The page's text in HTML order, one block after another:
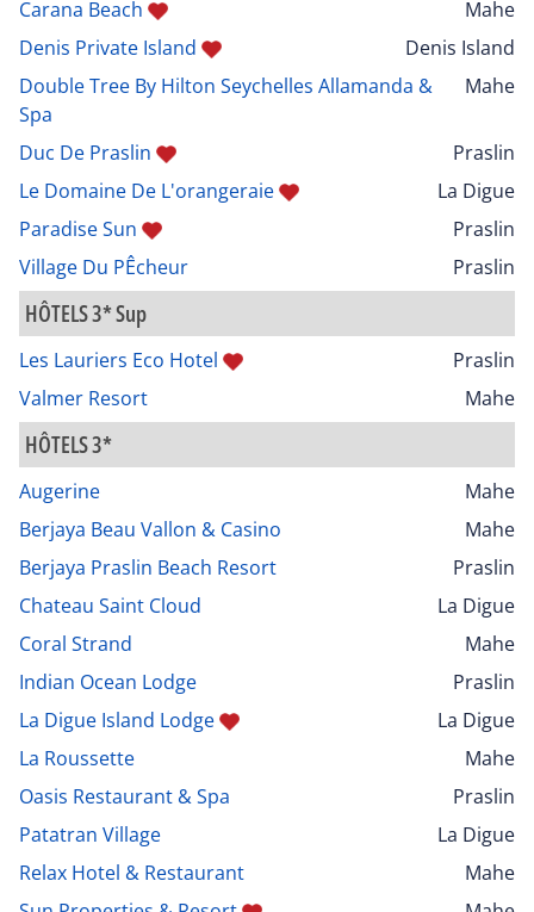
Carana Beach
Mahe
Denis Private Island
Denis Island
Double Tree By Hilton Seychelles Allamanda &
Spa
Mahe
Duc De Praslin
Praslin
Le Domaine De L'orangeraie
La Digue
Paradise Sun
Praslin
Village Du PÊcheur
Praslin
HÔTELS 3* Sup
Les Lauriers Eco Hotel
Praslin
Valmer Resort
Mahe
HÔTELS 3*
Augerine
Mahe
Berjaya Beau Vallon & Casino
Mahe
Berjaya Praslin Beach Resort
Praslin
Chateau Saint Cloud
La Digue
Coral Strand
Mahe
Indian Ocean Lodge
Praslin
La Digue Island Lodge
La Digue
La Roussette
Mahe
Oasis Restaurant & Spa
Praslin
Patatran Village
La Digue
Relax Hotel & Restaurant
Mahe